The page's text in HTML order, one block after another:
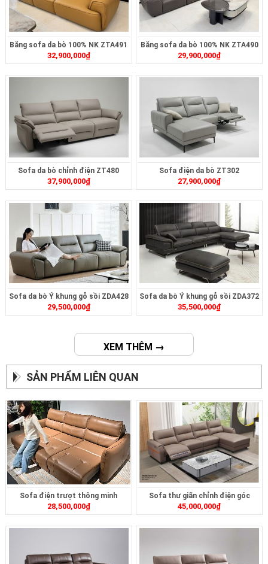
Băng sofa da bò 100% NK ZTA491
32,900,000₫
Băng sofa da bò 100% NK ZTA490
29,900,000₫
Sofa da bò chỉnh điện ZT480
37,900,000₫
Sofa điện da bò ZT302
27,900,000₫
Sofa da bò Ý khung gỗ sồi ZDA428
29,500,000₫
Sofa da bò Ý khung gỗ sồi ZDA372
35,500,000₫
XEM THÊM →
SẢN PHẨM LIÊN QUAN
Sofa điện trượt thông minh
ZT2628
28,500,000₫
Sofa thư giãn chỉnh điện góc
ZT239
45,000,000₫